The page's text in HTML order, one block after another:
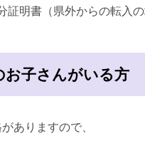
証明書（県外からの転入の
お子さんがいる方
ありますので、